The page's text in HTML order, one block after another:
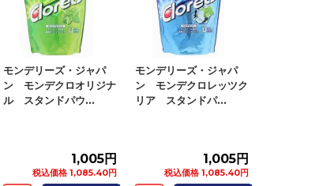
モンデリーズ・ジャパ
ン モンデクロオリジナ
ル スタンドパウ...
1,005円
税込価格 1,085.40円
モンデリーズ・ジャパ
ン モンデクロレッツク
リア スタンドパ...
1,005円
税込価格 1,085.40円